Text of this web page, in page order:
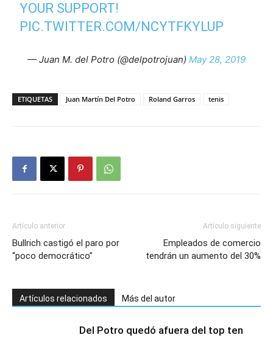
YOUR SUPPORT!
PIC.TWITTER.COM/NCYTFKYLUP
— Juan M. del Potro (@delpotrojuan) May 28, 2019
ETIQUETAS Juan Martín Del Potro Roland Garros tenis
Artículo anterior
Bullrich castigó el paro por
“poco democrático”
Artículo siguiente
Empleados de comercio
tendrán un aumento del 30%
Artículos relacionados Más del autor
Del Potro quedó afuera del top ten